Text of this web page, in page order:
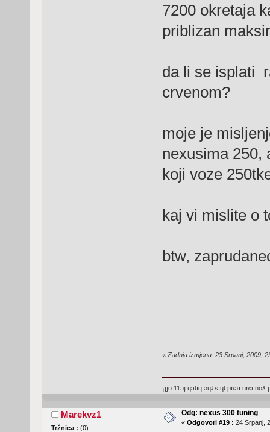
7200 okretaja
priblizan
da li se isplati
crvenom?
moje je
nexusima 250,
koji voze
kaj vi mislite o
btw,
« Zadnja izmjena: 23 Srpanj, 2009,
¡ɟɟo 11ǝɟ ɥɔʇıq ǝɥʇ sıɥʇ pɐǝɹ uɐɔ noʎ
Marekvz1
Tržnica : (0)
Odg: nexus 300 tuning
« Odgovori #19 : 24 Srpanj,